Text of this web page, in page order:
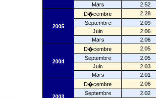
Mars
2.52
2005
D�cembre
2.28
Septembre
2.09
Juin
2.06
Mars
2.06
2004
D�cembre
2.05
Septembre
2.05
Juin
2.03
Mars
2.01
2003
D�cembre
2.06
Septembre
2.02